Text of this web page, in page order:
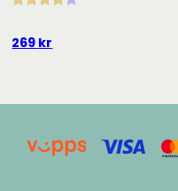
4.00av 5
269 kr